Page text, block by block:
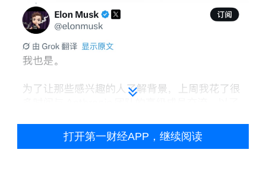
打开第一财经APP，继续阅读